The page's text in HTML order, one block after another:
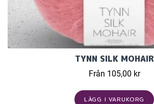
TYNN SILK MOHAIR
Från 105,00 kr
LÄGG I VARUKORG